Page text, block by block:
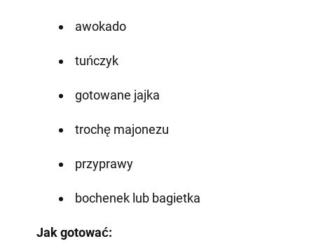
awokado
tuńczyk
gotowane jajka
trochę majonezu
przyprawy
bochenek lub bagietka
Jak gotować: